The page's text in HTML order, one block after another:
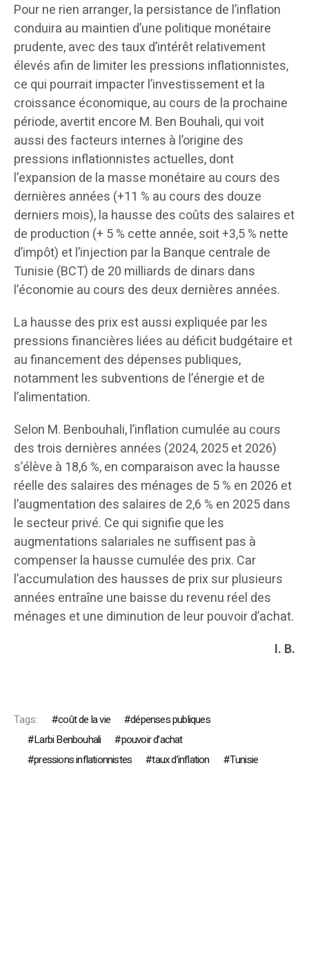
Pour ne rien arranger, la persistance de l’inflation
conduira au maintien d’une politique monétaire
prudente, avec des taux d’intérêt relativement
élevés afin de limiter les pressions inflationnistes,
ce qui pourrait impacter l’investissement et la
croissance économique, au cours de la prochaine
période, avertit encore M. Ben Bouhali, qui voit
aussi des facteurs internes à l’origine des
pressions inflationnistes actuelles, dont
l’expansion de la masse monétaire au cours des
dernières années (+11 % au cours des douze
derniers mois), la hausse des coûts des salaires et
de production (+ 5 % cette année, soit +3,5 % nette
d’impôt) et l’injection par la Banque centrale de
Tunisie (BCT) de 20 milliards de dinars dans
l’économie au cours des deux dernières années.
La hausse des prix est aussi expliquée par les
pressions financières liées au déficit budgétaire et
au financement des dépenses publiques,
notamment les subventions de l’énergie et de
l’alimentation.
Selon M. Benbouhali, l’inflation cumulée au cours
des trois dernières années (2024, 2025 et 2026)
s’élève à 18,6 %, en comparaison avec la hausse
réelle des salaires des ménages de 5 % en 2026 et
l’augmentation des salaires de 2,6 % en 2025 dans
le secteur privé. Ce qui signifie que les
augmentations salariales ne suffisent pas à
compenser la hausse cumulée des prix. Car
l’accumulation des hausses de prix sur plusieurs
années entraîne une baisse du revenu réel des
ménages et une diminution de leur pouvoir d’achat.
I. B.
Tags: coût de la vie
dépenses publiques
Larbi Benbouhali
pouvoir d’achat
pressions inflationnistes
taux d’inflation Tunisie